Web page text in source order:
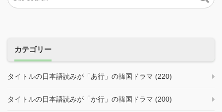
カテゴリー
タイトルの日本語読みが「あ行」の韓国ドラマ (220)
タイトルの日本語読みが「か行」の韓国ドラマ (200)